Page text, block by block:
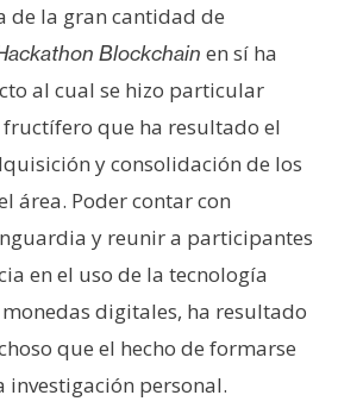
de la gran cantidad de
Blockchain en sí ha
al cual se hizo particular
que ha resultado el
y consolidación de los
área. Poder contar con
y reunir a participantes
en el uso de la tecnología
digitales, ha resultado
que el hecho de formarse
investigación personal.